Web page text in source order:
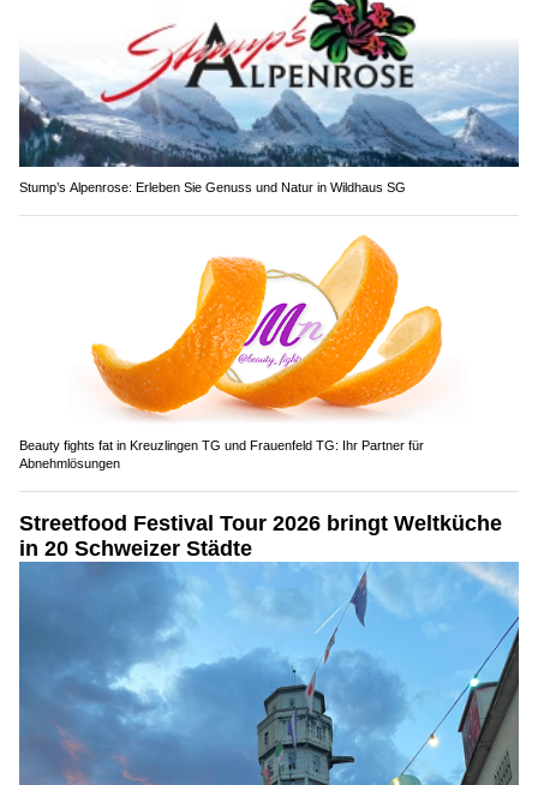
Stump’s Alpenrose: Erleben Sie Genuss und Natur in Wildhaus SG
Beauty fights fat in Kreuzlingen TG und Frauenfeld TG: Ihr Partner für
Abnehmlösungen
Streetfood Festival Tour 2026 bringt Weltküche
in 20 Schweizer Städte